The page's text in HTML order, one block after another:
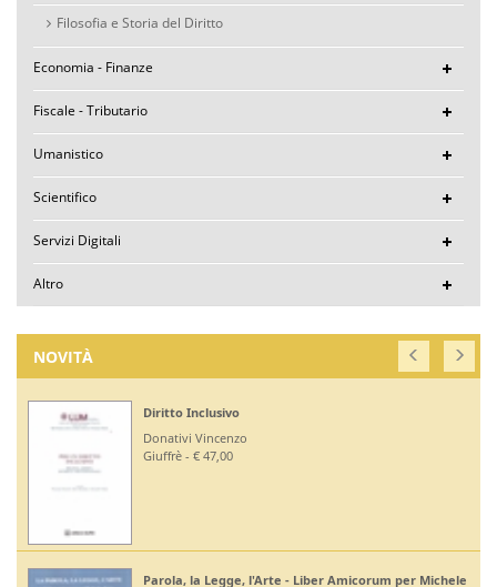
Filosofia e Storia del Diritto
Economia - Finanze
Fiscale - Tributario
Umanistico
Scientifico
Servizi Digitali
Altro
NOVITÀ
Diritto Inclusivo
Donativi Vincenzo
Giuffrè - € 47,00
Parola, la Legge, l'Arte - Liber Amicorum per Michele